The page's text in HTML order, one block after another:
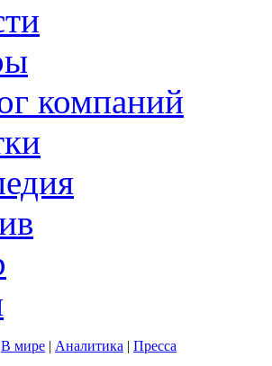
компаний
В мире | Аналитика | Пресса